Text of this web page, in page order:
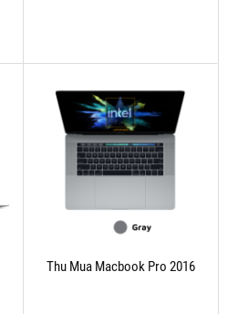
Thu Mua Macbook Pro 2016